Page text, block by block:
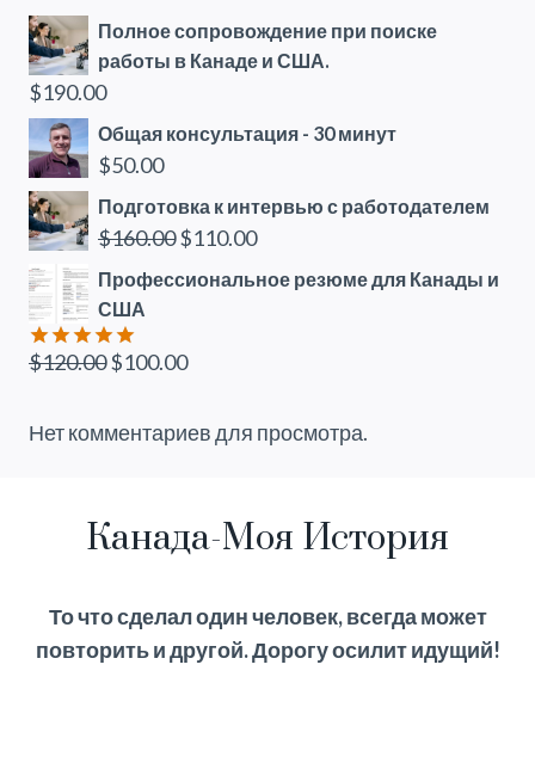
Полное сопровождение при поиске
работы в Канаде и США.
$190.00
Общая консультация - 30 минут
$50.00
Подготовка к интервью с работодателем
$160.00 Первоначальная
цена
$110.00Текущая
цена:
Профессиональное резюме для Канады и
США
Оценка
$120.00 Первоначальная
составляла
$100.00Текущая
$100.00.
Нет комментариев для просмотра.
Канада-Моя История
То что сделал один человек, всегда может
повторить и другой. Дорогу осилит идущий!